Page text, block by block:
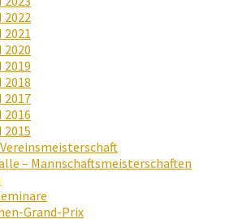
2022
2021
2020
2019
2018
2017
2016
2015
– Mannschaftsmeisterschaften
Grand-Prix